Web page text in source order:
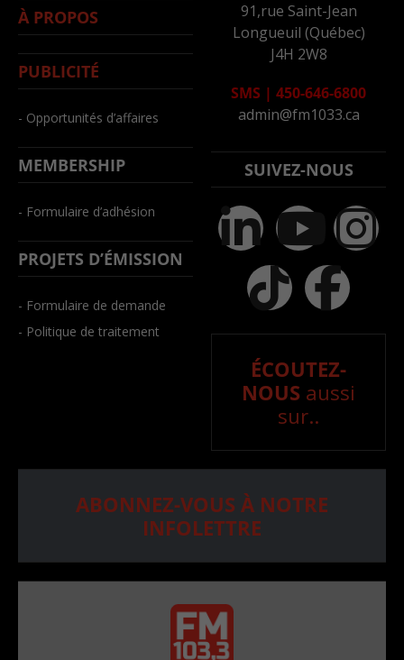
À PROPOS
PUBLICITÉ
- Opportunités d’affaires
MEMBERSHIP
- Formulaire d’adhésion
PROJETS D’ÉMISSION
- Formulaire de demande
- Politique de traitement
91,rue Saint-Jean
Longueuil (Québec)
J4H 2W8
SMS | 450-646-6800
admin@fm1033.ca
SUIVEZ-NOUS
ÉCOUTEZ-
NOUS aussi
sur..
ABONNEZ-VOUS À NOTRE
INFOLETTRE